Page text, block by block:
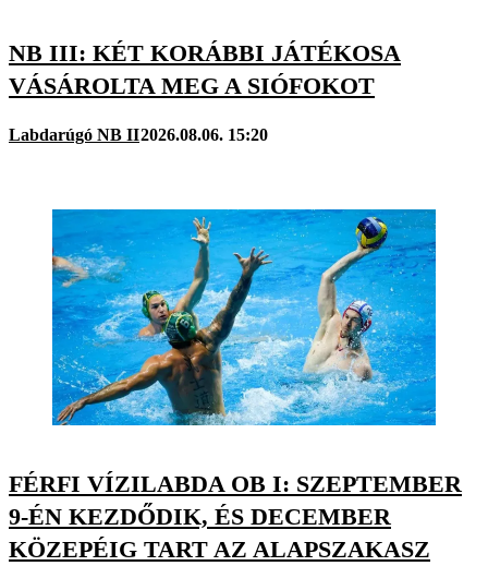
NB III: KÉT KORÁBBI JÁTÉKOSA
VÁSÁROLTA MEG A SIÓFOKOT
Labdarúgó NB II2026.08.06. 15:20
FÉRFI VÍZILABDA OB I: SZEPTEMBER
9-ÉN KEZDŐDIK, ÉS DECEMBER
KÖZEPÉIG TART AZ ALAPSZAKASZ